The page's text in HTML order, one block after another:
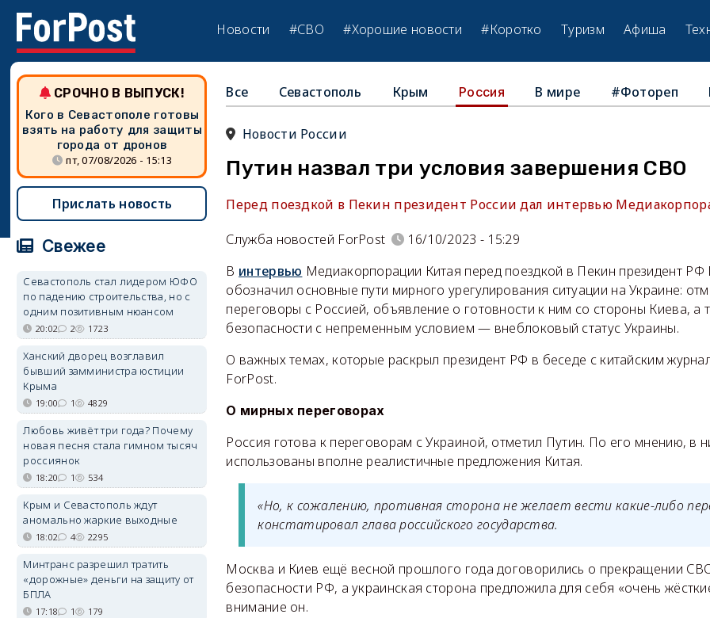
Новости #СВО #Хорошие новости #Коротко Туризм Афиша
Все Севастополь Крым Россия В мире #Фотореп
Новости России
Путин назвал три условия завершения СВО
Перед поездкой в Пекин президент России дал интервью
Служба новостей ForPost
16/10/2023 - 15:29
В интервью Медиакорпорации Китая перед поездкой в Пекин президент
обозначил основные пути мирного урегулирования ситуации на Украине:
переговоры с Россией, объявление о готовности к ним со стороны Киева, а
безопасности с непременным условием — внеблоковый статус Украины.
О важных темах, которые раскрыл президент РФ в беседе с китайским
ForPost.
О мирных переговорах
Россия готова к переговорам с Украиной, отметил Путин. По его мнению, в
использованы вполне реалистичные предложения Китая.
«Но, к сожалению, противная сторона не желает вести какие-либо
констатировал глава российского государства.
Москва и Киев ещё весной прошлого года договорились о прекращении
безопасности РФ, а украинская сторона предложила для себя «очень
внимание он.
СРОЧНО В ВЫПУСК!
Кого в Севастополе готовы
взять на работу для защиты
города от дронов
пт, 07/08/2026 - 15:13
Прислать новость
Свежее
Севастополь стал лидером ЮФО
по падению строительства, но с
одним позитивным нюансом
20:02 2 1723
Ханский дворец возглавил
бывший замминистра юстиции
Крыма
19:00 1 4829
Любовь живёт три года? Почему
новая песня стала гимном тысяч
россиянок
18:20 1 534
Крым и Севастополь ждут
аномально жаркие выходные
18:02 4 2295
Минтранс разрешил тратить
«дорожные» деньги на защиту от
БПЛА
17:18 1 179